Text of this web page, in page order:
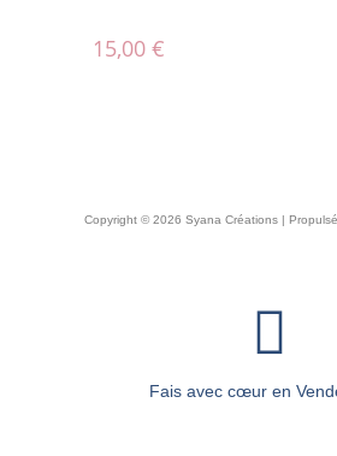
15,00 €
Copyright © 2026 Syana Créations |
Fais avec cœur en